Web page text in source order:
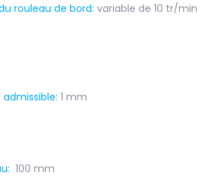
rouleau de bord: variable de 10 tr/min
1 mm
100 mm